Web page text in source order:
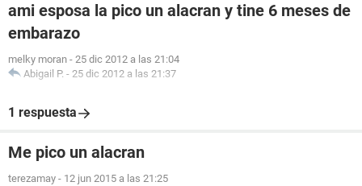
ami esposa la pico un alacran y tine 6 meses de
embarazo
melky moran - 25 dic 2012 a las 21:04
Abigail P. - 25 dic 2012 a las 21:37
1 respuesta
Me pico un alacran
terezamay - 12 jun 2015 a las 21:25